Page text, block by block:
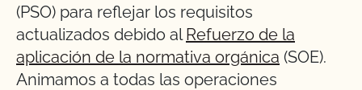
(PSO) para reflejar los requisitos
actualizados debido alRefuerzo de la
aplicación de la normativa orgánica (SOE).
Animamos a todas las operaciones